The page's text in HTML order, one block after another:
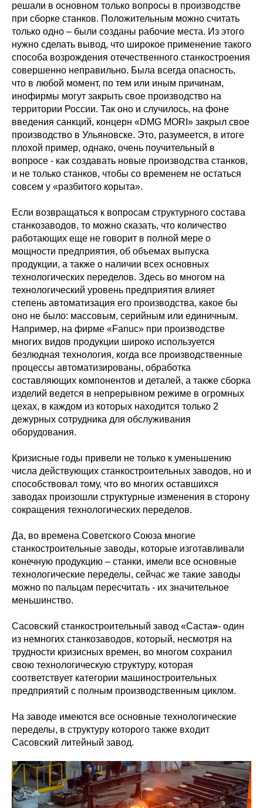
решали в основном только вопросы в производстве
при сборке станков. Положительным можно считать
только одно – были созданы рабочие места. Из этого
нужно сделать вывод, что широкое применение такого
способа возрождения отечественного станкостроения
совершенно неправильно. Была всегда опасность,
что в любой момент, по тем или иным причинам,
инофирмы могут закрыть свое производство на
территории России. Так оно и случилось, на фоне
введения санкций, концерн «DMG MORI» закрыл свое
производство в Ульяновске. Это, разумеется, в итоге
плохой пример, однако, очень поучительный в
вопросе - как создавать новые производства станков,
и не только станков, чтобы со временем не остаться
совсем у «разбитого корыта».
Если возвращаться к вопросам структурного состава
станкозаводов, то можно сказать, что количество
работающих еще не говорит в полной мере о
мощности предприятия, об объемах выпуска
продукции, а также о наличии всех основных
технологических переделов. Здесь во многом на
технологический уровень предприятия влияет
степень автоматизация его производства, какое бы
оно не было: массовым, серийным или единичным.
Например, на фирме «Fanuc» при производстве
многих видов продукции широко используется
безлюдная технология, когда все производственные
процессы автоматизированы, обработка
составляющих компонентов и деталей, а также сборка
изделий ведется в непрерывном режиме в огромных
цехах, в каждом из которых находится только 2
дежурных сотрудника для обслуживания
оборудования.
Кризисные годы привели не только к уменьшению
числа действующих станкостроительных заводов, но и
способствовал тому, что во многих оставшихся
заводах произошли структурные изменения в сторону
сокращения технологических переделов.
Да, во времена Советского Союза многие
станкостроительные заводы, которые изготавливали
конечную продукцию – станки, имели все основные
технологические переделы, сейчас же такие заводы
можно по пальцам пересчитать - их значительное
меньшинство.
Сасовский станкостроительный завод «Саста»- один
из немногих станкозаводов, который, несмотря на
трудности кризисных времен, во многом сохранил
свою технологическую структуру, которая
соответствует категории машиностроительных
предприятий с полным производственным циклом.
На заводе имеются все основные технологические
переделы, в структуру которого также входит
Сасовский литейный завод.